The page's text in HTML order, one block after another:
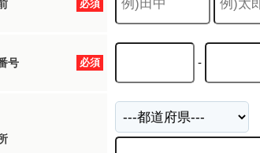
必須
必須
号 -